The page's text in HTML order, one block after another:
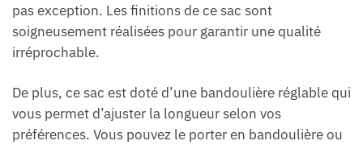
pas exception. Les finitions de ce sac sont
soigneusement réalisées pour garantir une qualité
irréprochable.
De plus, ce sac est doté d’une bandoulière réglable qui
vous permet d’ajuster la longueur selon vos
préférences. Vous pouvez le porter en bandoulière ou